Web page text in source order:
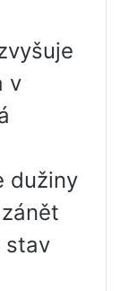
v
dužiny
stav